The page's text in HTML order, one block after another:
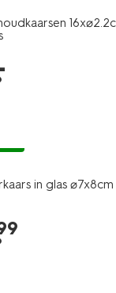
in glas ⌀7x8cm